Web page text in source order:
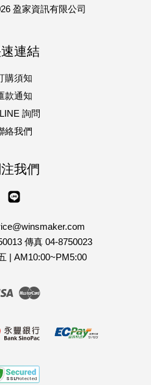
盈家資訊有限公司
連結
購須知
款通知
詢問
絡我們
我們
傳真 04-8750023
| AM10:00~PM5:00
Visa Master